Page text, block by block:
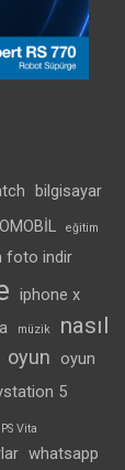
bilgisayar
eğitim
foto indir
iphone x
müzik
nasıl
oyun
oyun
5
PS Vita
whatsapp